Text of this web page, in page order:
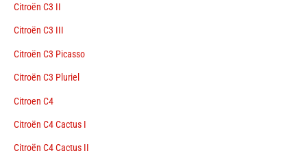
Citroën C3 II
Citroën C3 III
Citroën C3 Picasso
Citroën C3 Pluriel
Citroen C4
Citroën C4 Cactus I
Citroën C4 Cactus II